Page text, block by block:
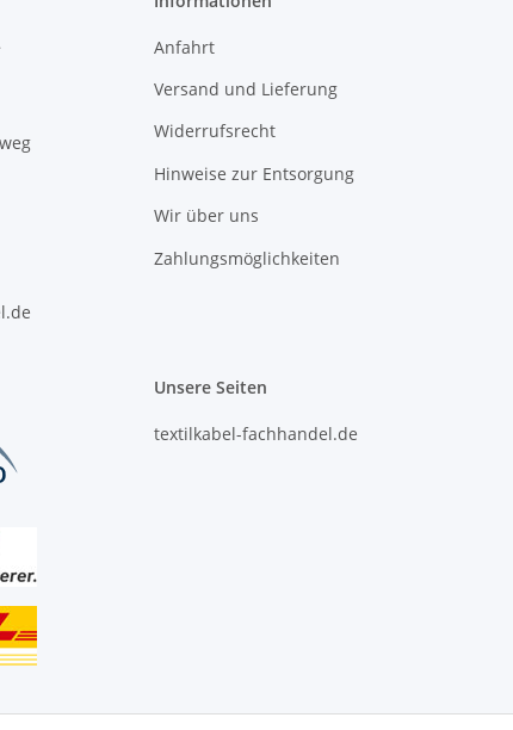
Anfahrt
Versand und Lieferung
Widerrufsrecht
Hinweise zur Entsorgung
Wir über uns
Zahlungsmöglichkeiten
Unsere Seiten
textilkabel-fachhandel.de